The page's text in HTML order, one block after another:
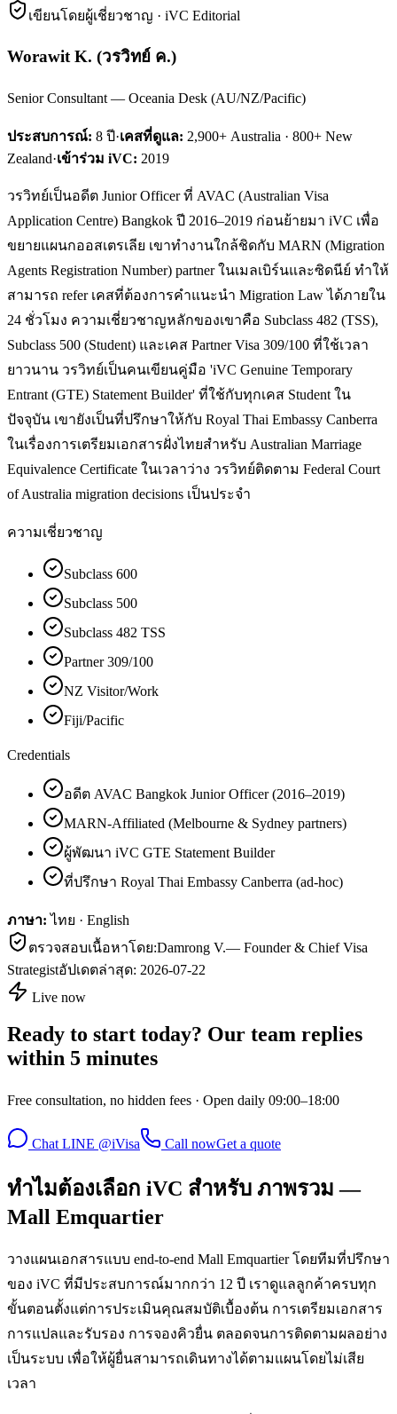
เขียนโดยผู้เชี่ยวชาญ · iVC Editorial
Worawit K. (วรวิทย์ ค.)
Senior Consultant — Oceania Desk (AU/NZ/Pacific)
ประสบการณ์: 8 ปี·เคสที่ดูแล: 2,900+ Australia · 800+ New
Zealand·เข้าร่วม iVC: 2019
วรวิทย์เป็นอดีต Junior Officer ที่ AVAC (Australian Visa
Application Centre) Bangkok ปี 2016–2019 ก่อนย้ายมา iVC เพื่อ
ขยายแผนกออสเตรเลีย เขาทำงานใกล้ชิดกับ MARN (Migration
Agents Registration Number) partner ในเมลเบิร์นและซิดนีย์ ทำให้
สามารถ refer เคสที่ต้องการคำแนะนำ Migration Law ได้ภายใน
24 ชั่วโมง ความเชี่ยวชาญหลักของเขาคือ Subclass 482 (TSS),
Subclass 500 (Student) และเคส Partner Visa 309/100 ที่ใช้เวลา
ยาวนาน วรวิทย์เป็นคนเขียนคู่มือ 'iVC Genuine Temporary
Entrant (GTE) Statement Builder' ที่ใช้กับทุกเคส Student ใน
ปัจจุบัน เขายังเป็นที่ปรึกษาให้กับ Royal Thai Embassy Canberra
ในเรื่องการเตรียมเอกสารฝั่งไทยสำหรับ Australian Marriage
Equivalence Certificate ในเวลาว่าง วรวิทย์ติดตาม Federal Court
of Australia migration decisions เป็นประจำ
ความเชี่ยวชาญ
Subclass 600
Subclass 500
Subclass 482 TSS
Partner 309/100
NZ Visitor/Work
Fiji/Pacific
Credentials
อดีต AVAC Bangkok Junior Officer (2016–2019)
MARN-Affiliated (Melbourne & Sydney partners)
ผู้พัฒนา iVC GTE Statement Builder
ที่ปรึกษา Royal Thai Embassy Canberra (ad-hoc)
ภาษา: ไทย · English
ตรวจสอบเนื้อหาโดย:Damrong V.— Founder & Chief Visa
Strategistอัปเดตล่าสุด: 2026-07-22
Live now
Ready to start today? Our team replies
within 5 minutes
Free consultation, no hidden fees · Open daily 09:00–18:00
Chat LINE @iVisa Call nowGet a quote
ทำไมต้องเลือก iVC สำหรับ ภาพรวม —
Mall Emquartier
วางแผนเอกสารแบบ end-to-end Mall Emquartier โดยทีมที่ปรึกษา
ของ iVC ที่มีประสบการณ์มากกว่า 12 ปี เราดูแลลูกค้าครบทุก
ขั้นตอนตั้งแต่การประเมินคุณสมบัติเบื้องต้น การเตรียมเอกสาร
การแปลและรับรอง การจองคิวยื่น ตลอดจนการติดตามผลอย่าง
เป็นระบบ เพื่อให้ผู้ยื่นสามารถเดินทางได้ตามแผนโดยไม่เสีย
เวลา